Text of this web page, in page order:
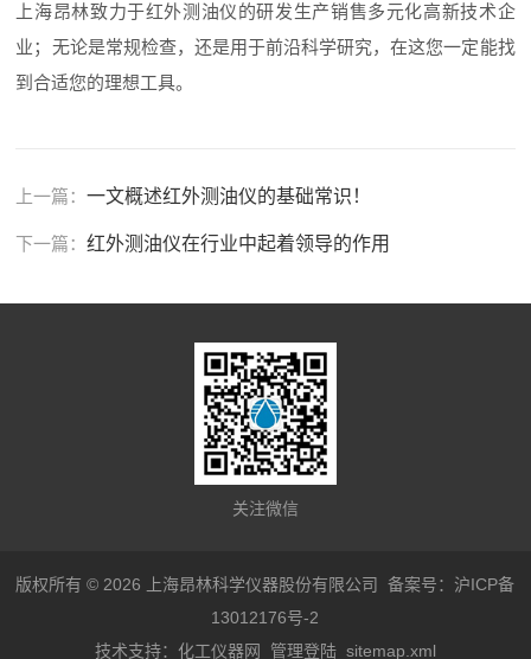
上海昂林致力于红外测油仪的研发生产销售多元化高新技术企
业；无论是常规检查，还是用于前沿科学研究，在这您一定能找
到合适您的理想工具。
上一篇：一文概述红外测油仪的基础常识！
下一篇：红外测油仪在行业中起着领导的作用
关注微信
版权所有 © 2026 上海昂林科学仪器股份有限公司备案号：沪ICP备
13012176号-2
技术支持： 化工仪器网 管理登陆 sitemap.xml